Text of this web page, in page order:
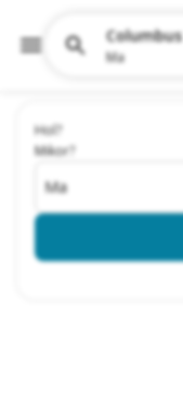
Hol?
Mikor?
Ma
Columbus
Ma